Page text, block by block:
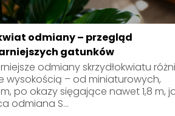
odmiany – przegląd
gatunków
odmiany skrzydłokwiatu
wysokością – od miniaturowych,
po okazy sięgające nawet 1,8 m,
odmiana S...